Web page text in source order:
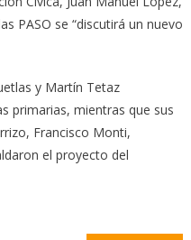
PASO se “discutirá un nuevo
y Martín Tetaz
primarias, mientras que sus
Francisco Monti,
el proyecto del